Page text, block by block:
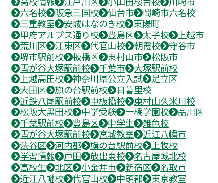
六名校
阪急三国校 仙台市
岡崎市六名校
三重教室
安城はなのき校
東陽町
甲府アルプス通り校
豊島区 太子校
上越市
荒川区
江東区 代官山校 朝霞校
守谷市
堺市駅前校
板橋区 東村山市
松阪市
雪が谷大塚駅前校
千葉市
大塚駅前校
上越高田校
神奈川県公立入試
足立区
大田区
旗の台駅前校
日暮里校
近鉄八尾駅前校
中板橋校
東村山久米川校
松阪大黒田校
中学受験 一橋学園校
品川区
千葉駅前校
豊島区 中学生
雑色校
雪が谷大塚駅前校
宮城教室
近江八幡市
渋谷区
河内郡 旗の台駅前校
上牧校
学習情報
戸田 放出東校
名古屋城北校
高校生
北区 小金井市 新宿区
名取市
近江八幡校
代官山校 中頭郡
東京教室